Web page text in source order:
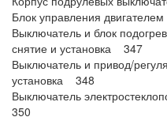
Блок управления
Выключатель и блок
снятие и установка 347
Выключатель и привод/
установка 348
Выключатель
350